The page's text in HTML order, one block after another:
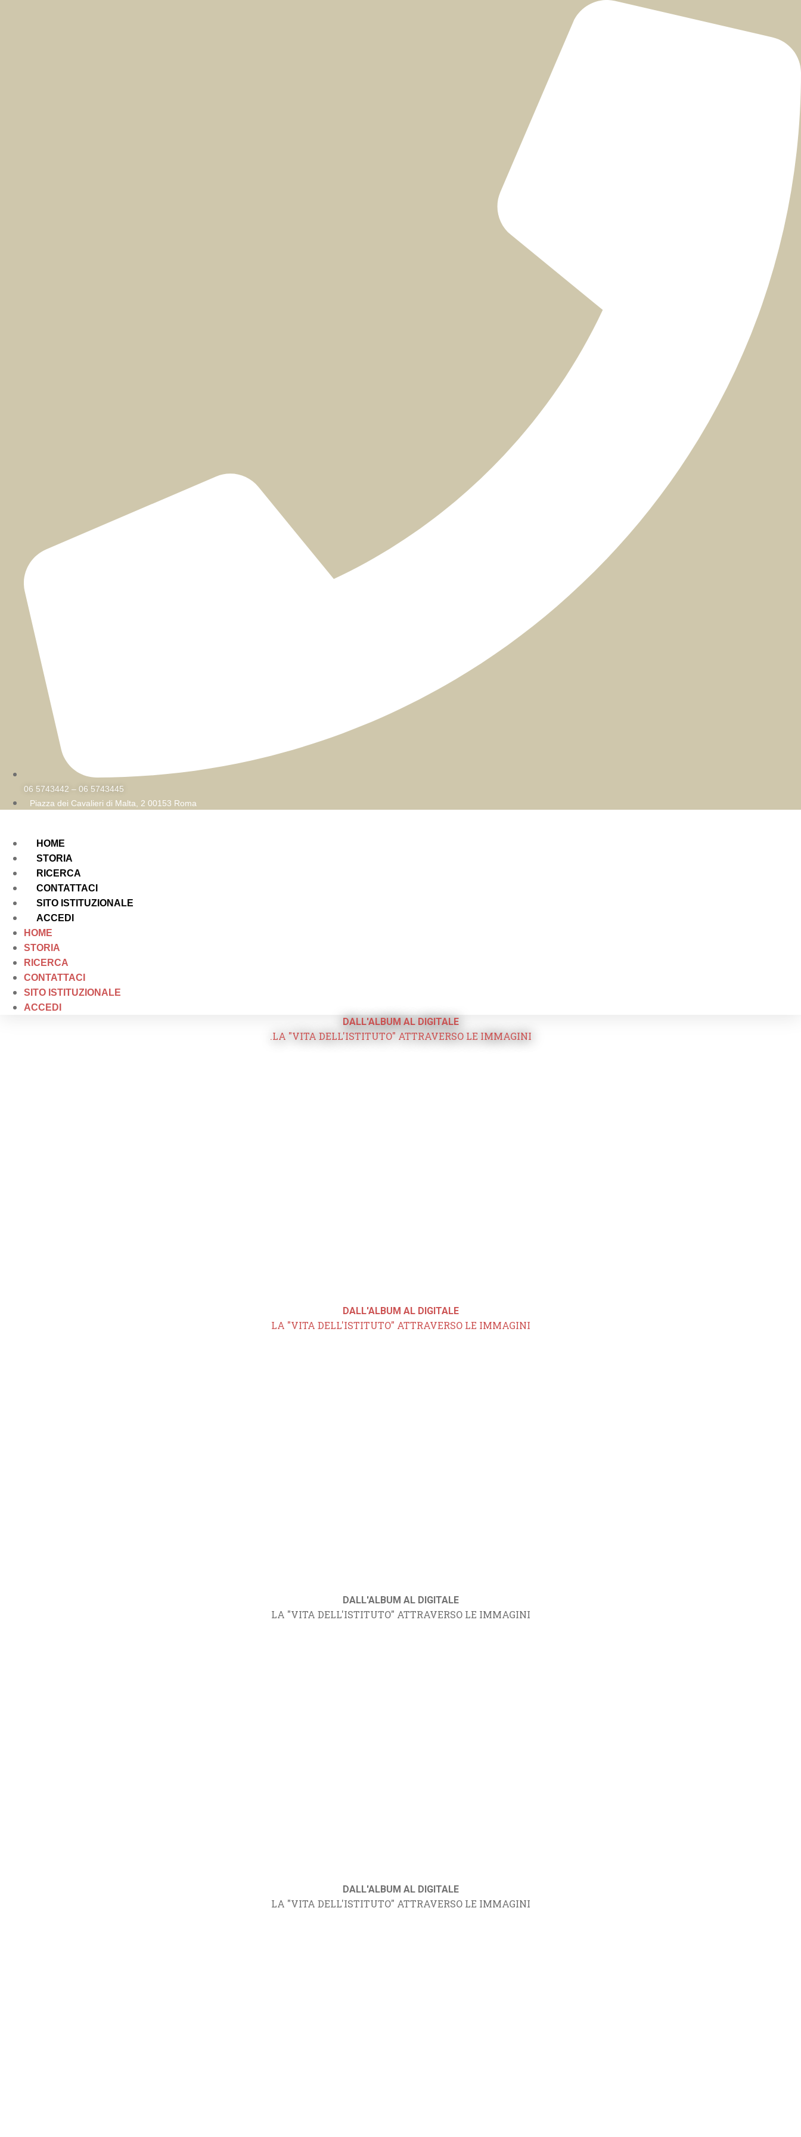
06 5743442 – 06 5743445
Piazza dei Cavalieri di Malta, 2 00153 Roma
HOME
STORIA
RICERCA
CONTATTACI
SITO ISTITUZIONALE
ACCEDI
HOME
STORIA
RICERCA
CONTATTACI
SITO ISTITUZIONALE
ACCEDI
DALL'ALBUM AL DIGITALE
.LA "VITA DELL'ISTITUTO" ATTRAVERSO LE IMMAGINI
DALL'ALBUM AL DIGITALE
LA "VITA DELL'ISTITUTO" ATTRAVERSO LE IMMAGINI
DALL'ALBUM AL DIGITALE
LA "VITA DELL'ISTITUTO" ATTRAVERSO LE IMMAGINI
DALL'ALBUM AL DIGITALE
LA "VITA DELL'ISTITUTO" ATTRAVERSO LE IMMAGINI